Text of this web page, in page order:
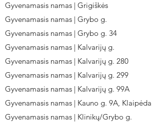
Gyvenamasis namas | Grigiškės
Gyvenamasis namas | Grybo g.
Gyvenamasis namas | Grybo g. 34
Gyvenamasis namas | Kalvarijų g.
Gyvenamasis namas | Kalvarijų g. 280
Gyvenamasis namas | Kalvarijų g. 299
Gyvenamasis namas | Kalvarijų g. 99A
Gyvenamasis namas | Kauno g. 9A, Klaipėda
Gyvenamasis namas | Klinikų/Grybo g.